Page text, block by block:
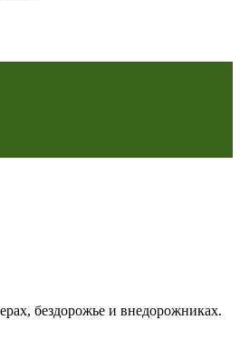
бездорожье и внедорожниках.